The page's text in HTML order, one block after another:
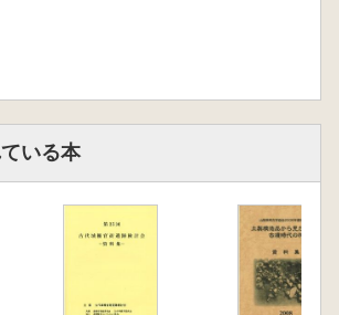
いる本